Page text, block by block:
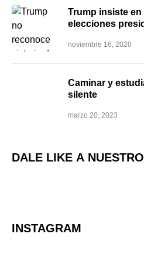
Trump insiste
elecciones
noviembre 16, 2020
Caminar y
silente
marzo 20, 2023
DALE LIKE A
INSTAGRAM